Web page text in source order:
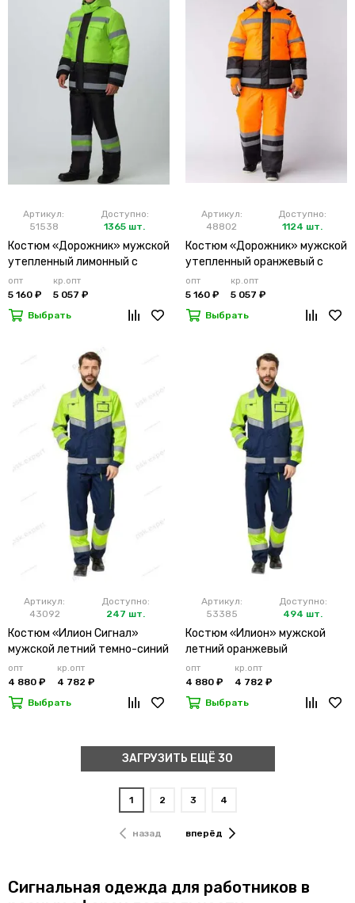
Артикул:
51538
Доступно:
1365 шт.
Костюм «Дорожник» мужской
утепленный лимонный с
брюками
опт
5 160 ₽
кр.опт
5 057 ₽
Выбрать
Артикул:
48802
Доступно:
1124 шт.
Костюм «Дорожник» мужской
утепленный оранжевый с
брюками
опт
5 160 ₽
кр.опт
5 057 ₽
Выбрать
Артикул:
43092
Доступно:
247 шт.
Костюм «Илион Сигнал»
мужской летний темно-синий
опт
4 880 ₽
кр.опт
4 782 ₽
Выбрать
Артикул:
53385
Доступно:
494 шт.
Костюм «Илион» мужской
летний оранжевый
опт
4 880 ₽
кр.опт
4 782 ₽
Выбрать
ЗАГРУЗИТЬ ЕЩЁ 30
назад
1 2 3 4
вперёд
Сигнальная одежда для работников в